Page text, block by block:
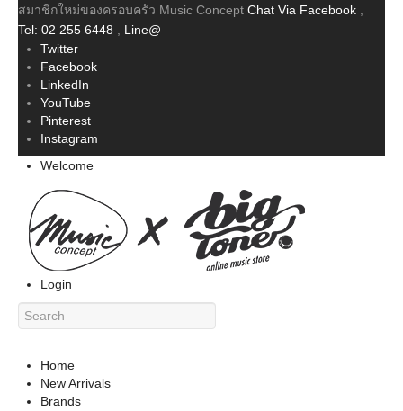
สมาชิกใหม่ของครอบครัว Music Concept Chat Via Facebook
Tel: 02 255 6448
Line@
Twitter
Facebook
LinkedIn
YouTube
Pinterest
Instagram
Welcome
Login
Home
New Arrivals
Brands